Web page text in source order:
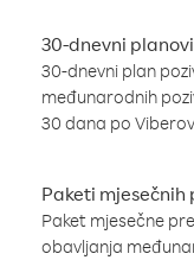
30-dnevni
30-dnevni plan
međunarodnih
30 dana po
Paketi
Paket mjesečne
obavljanja